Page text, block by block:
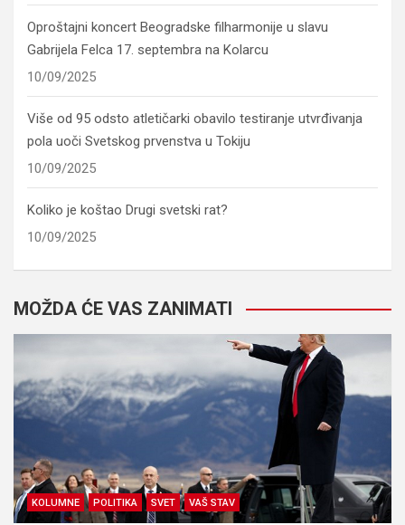
Oproštajni koncert Beogradske filharmonije u slavu
Gabrijela Felca 17. septembra na Kolarcu
10/09/2025
Više od 95 odsto atletičarki obavilo testiranje utvrđivanja
pola uoči Svetskog prvenstva u Tokiju
10/09/2025
Koliko je koštao Drugi svetski rat?
10/09/2025
MOŽDA ĆE VAS ZANIMATI
KOLUMNE POLITIKA SVET VAŠ STAV